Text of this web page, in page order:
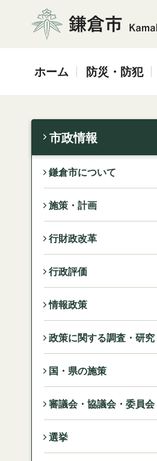
鎌倉市
ホーム 防災・防犯
市政情報
鎌倉市について
施策・計画
行財政改革
行政評価
情報政策
政策に関する調査・研究
国・県の施策
審議会・協議会・委員会
選挙